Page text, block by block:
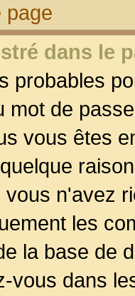
page
dans le
probables
mot de
vous êtes
n'avez
les
la base de
vous dans